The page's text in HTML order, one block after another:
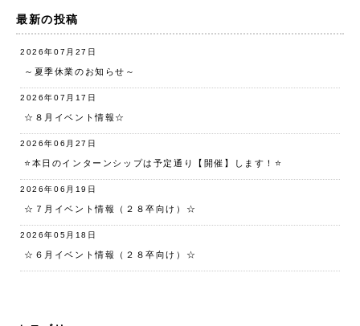
最新の投稿
2026年07月27日
～夏季休業のお知らせ～
2026年07月17日
☆８月イベント情報☆
2026年06月27日
⭐️本日のインターンシップは予定通り【開催】します！⭐️
2026年06月19日
☆７月イベント情報（２８卒向け）☆
2026年05月18日
☆６月イベント情報（２８卒向け）☆